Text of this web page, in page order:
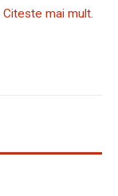
Citeste mai mult.